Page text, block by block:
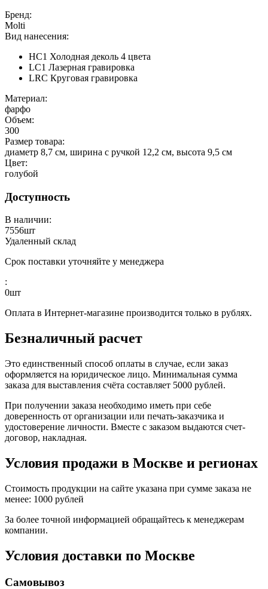
Бренд:
Molti
Вид нанесения:
HC1 Холодная деколь 4 цвета
LC1 Лазерная гравировка
LRC Круговая гравировка
Материал:
фарфо
Объем:
300
Размер товара:
диаметр 8,7 см, ширина с ручкой 12,2 см, высота 9,5 см
Цвет:
голубой
Доступность
В наличии:
7556шт
Удаленный склад
Срок поставки уточняйте у менеджера
:
0шт
Оплата в Интернет-магазине производится только в рублях.
Безналичный расчет
Это единственный способ оплаты в случае, если заказ
оформляется на юридическое лицо. Минимальная сумма
заказа для выставления счёта составляет 5000 рублей.
При получении заказа необходимо иметь при себе
доверенность от организации или печать-заказчика и
удостоверение личности. Вместе с заказом выдаются счет-
договор, накладная.
Условия продажи в Москве и регионах
Стоимость продукции на сайте указана при сумме заказа не
менее: 1000 рублей
За более точной информацией обращайтесь к менеджерам
компании.
Условия доставки по Москве
Самовывоз